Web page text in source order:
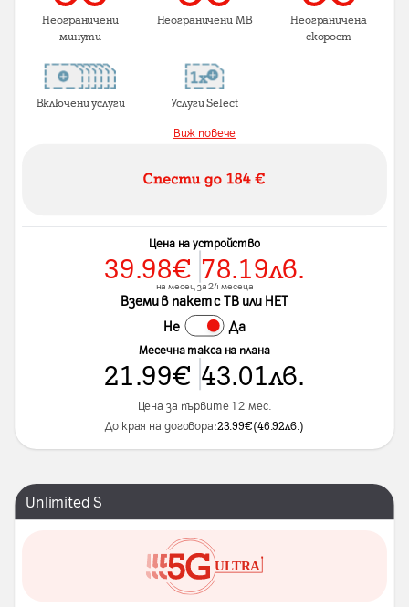
Неограничени
минути
Неограничени MB Неограничена
скорост
Включени услуги Услуги Select
Виж повече
Цена на устройство
39.98€ 78.19лв.
на месец за 24 месеца
Вземи в пакет с ТВ или НЕТ
Не Да
Месечна такса на плана
21.99€ 43.01лв.
Цена за първите 12 мес.
До края на договора:23.99€(46.92лв.)
Unlimited S